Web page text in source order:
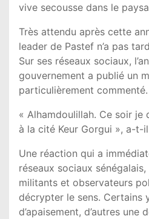
vive secousse dans le
Très attendu après cette
leader de Pastef n’a pas
Sur ses réseaux sociaux,
gouvernement a publié un
particulièrement commenté.
« Alhamdoulillah. Ce soir
à la cité Keur Gorgui », a-t-
Une réaction qui a
réseaux sociaux
militants et observateurs
décrypter le sens. Certains
d’apaisement, d’autres